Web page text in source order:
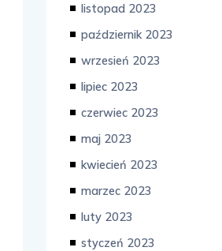
listopad 2023
październik 2023
wrzesień 2023
lipiec 2023
czerwiec 2023
maj 2023
kwiecień 2023
marzec 2023
luty 2023
styczeń 2023